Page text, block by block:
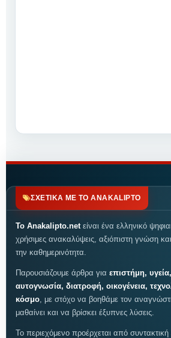
ΣΧΕΤΙΚΑ ΜΕ ΤΟ ANAKALIPTO
Το Anakalipto.net είναι ένα ελληνικό
χρήσιμες ανακαλύψεις, αξιόπιστη γνώση και
την καθημερινότητα.
Παρουσιάζουμε άρθρα για επιστήμη,
αυτογνωσία, διατροφή, οικογένεια,
κόσμο , με στόχο να βοηθάμε τον
μαθαίνει και να βρίσκει έξυπνες λύσεις.
Το περιεχόμενο προέρχεται από